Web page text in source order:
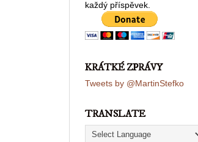
každý příspěvek.
KRÁTKÉ ZPRÁVY
Tweets by @MartinStefko
TRANSLATE